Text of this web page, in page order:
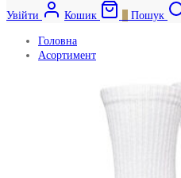
Увійти Кошик Пошук
Головна
Асортимент